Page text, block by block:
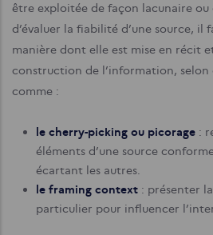
être exploitée de façon lacunaire
d’évaluer la fiabilité d’une source, il
manière dont elle est mise en récit
construction de l’information,
comme :
le cherry-picking ou picorage :
éléments d’une source
écartant les autres.
le framing context : présenter
particulier pour influencer